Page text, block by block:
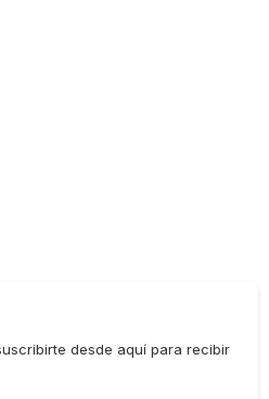
desde aquí para recibir